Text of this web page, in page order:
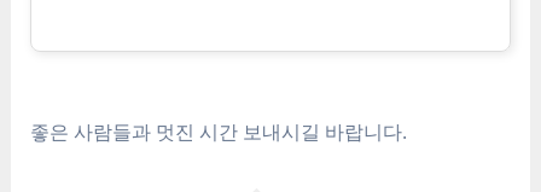
좋은 사람들과 멋진 시간 보내시길 바랍니다.